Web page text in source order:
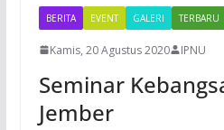
BERITA EVENT GALERI TERBARU
Kamis, 20 Agustus 2020 IPNU
Seminar
Jember